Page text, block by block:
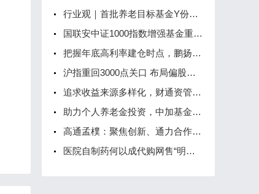
行业观｜首批养老目标基金Y份额今日开卖 线上投教同步进行
国联安中证1000指数增强基金重磅发行 助力捕捉中小盘阿尔法收益
把握年底高利率建仓时点，鹏扬中证同业存单指数基金今日正式发售！
沪指重回3000点关口 布局偏股型FOF的时机来了吗？
追求收益来源多样化，财通资管健康产业讲究“天时地利人和”
助力个人养老金投资，中加基金旗下养老目标基金Y份额宣布打开申购
高通孟樸：聚焦创新、通力合作 以5G激发数字经济新动能
医院自制药何以成代购网售“明星药”？